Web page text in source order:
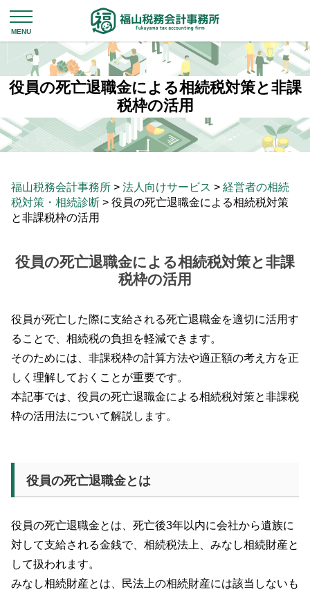
役員の死亡退職金による相続税対策と非課
税枠の活用
福山税務会計事務所 > 法人向けサービス > 経営者の相続
税対策・相続診断 > 役員の死亡退職金による相続税対策
と非課税枠の活用
役員の死亡退職金による相続税対策と非課
税枠の活用
役員が死亡した際に支給される死亡退職金を適切に活用す
ることで、相続税の負担を軽減できます。
そのためには、非課税枠の計算方法や適正額の考え方を正
しく理解しておくことが重要です。
本記事では、役員の死亡退職金による相続税対策と非課税
枠の活用法について解説します。
役員の死亡退職金とは
役員の死亡退職金とは、死亡後3年以内に会社から遺族に
対して支給される金銭で、相続税法上、みなし相続財産と
して扱われます。
みなし相続財産とは、民法上の相続財産には該当しないも